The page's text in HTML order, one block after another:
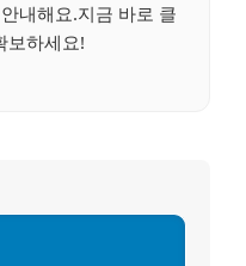
내해요.지금 바로 클
보하세요!